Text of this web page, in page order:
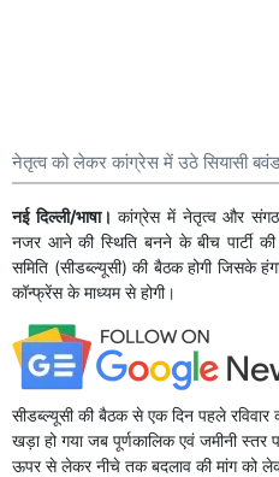
नेतृत्व को लेकर कांग्रेस में उठे सियासी
नई दिल्ली/भाषा। कांग्रेस में नेतृत्व और
नजर आने की स्थिति बनने के बीच पार्टी की
समिति (सीडब्ल्यूसी) की बैठक होगी जिसके
कॉन्फ्रेंस के माध्यम से होगी।
सीडब्ल्यूसी की बैठक से एक दिन पहले रविवार
खड़ा हो गया जब पूर्णकालिक एवं जमीनी
ऊपर से लेकर नीचे तक बदलाव की मांग को